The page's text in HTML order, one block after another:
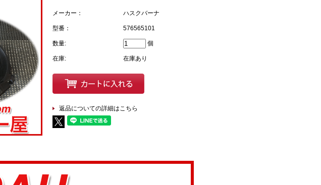
メーカー： ハスクバーナ
型番： 576565101
数量: 個
在庫: 在庫あり
返品についての詳細はこちら